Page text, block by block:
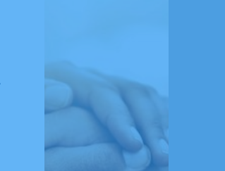
Très satisfaite de l’accompagnement de
bienveillant dans ce moment si particulier.